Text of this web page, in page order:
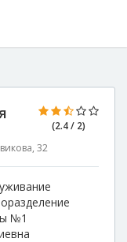
(2.4 / 2)
32
№1